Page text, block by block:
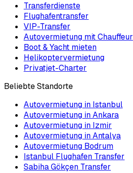
Transferdienste
Flughafentransfer
VIP-Transfer
Autovermietung mit Chauffeur
Boot & Yacht mieten
Helikoptervermietung
Privatjet-Charter
Beliebte Standorte
Autovermietung in Istanbul
Autovermietung in Ankara
Autovermietung in Izmir
Autovermietung in Antalya
Autovermietung Bodrum
Istanbul Flughafen Transfer
Sabiha Gökçen Transfer